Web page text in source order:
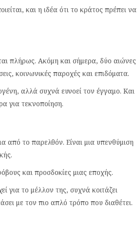
και η ιδέα ότι το κράτος πρέπει να
πλήρως. Ακόμη και σήμερα, δύο αιώνες
κοινωνικές παροχές και επιδόματα.
αλλά συχνά ευνοεί τον έγγαμο. Και
για τεκνοποίηση.
από το παρελθόν. Είναι μια υπενθύμιση
και προσδοκίες μιας εποχής.
για το μέλλον της, συχνά κοιτάζει
με τον πιο απλό τρόπο που διαθέτει.